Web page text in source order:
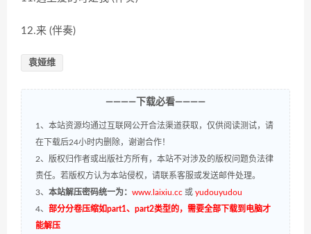
12.来 (伴奏)
袁娅维
————下载必看————
1、本站资源均通过互联网公开合法渠道获取，仅供阅读测试，请
在下载后24小时内删除，谢谢合作！
2、版权归作者或出版社方所有，本站不对涉及的版权问题负法律
责任。若版权方认为本站侵权，请联系客服或发送邮件处理。
3、 本站解压密码统一为： www.laixiu.cc 或 yudouyudou
4、 部分分卷压缩如part1、part2类型的，需要全部下载到电脑才
能解压